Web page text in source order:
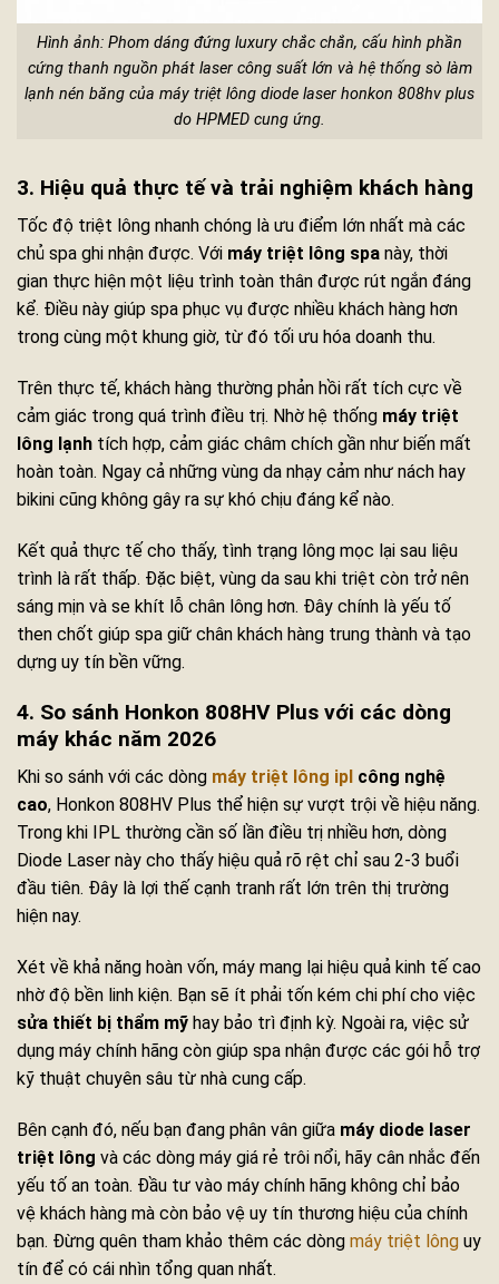
Hình ảnh: Phom dáng đứng luxury chắc chắn, cấu hình phần
cứng thanh nguồn phát laser công suất lớn và hệ thống sò làm
lạnh nén băng của máy triệt lông diode laser honkon 808hv plus
do HPMED cung ứng.
3. Hiệu quả thực tế và trải nghiệm khách hàng
Tốc độ triệt lông nhanh chóng là ưu điểm lớn nhất mà các
chủ spa ghi nhận được. Với máy triệt lông spa này, thời
gian thực hiện một liệu trình toàn thân được rút ngắn đáng
kể. Điều này giúp spa phục vụ được nhiều khách hàng hơn
trong cùng một khung giờ, từ đó tối ưu hóa doanh thu.
Trên thực tế, khách hàng thường phản hồi rất tích cực về
cảm giác trong quá trình điều trị. Nhờ hệ thống máy triệt
lông lạnh tích hợp, cảm giác châm chích gần như biến mất
hoàn toàn. Ngay cả những vùng da nhạy cảm như nách hay
bikini cũng không gây ra sự khó chịu đáng kể nào.
Kết quả thực tế cho thấy, tình trạng lông mọc lại sau liệu
trình là rất thấp. Đặc biệt, vùng da sau khi triệt còn trở nên
sáng mịn và se khít lỗ chân lông hơn. Đây chính là yếu tố
then chốt giúp spa giữ chân khách hàng trung thành và tạo
dựng uy tín bền vững.
4. So sánh Honkon 808HV Plus với các dòng
máy khác năm 2026
Khi so sánh với các dòng máy triệt lông ipl công nghệ
cao, Honkon 808HV Plus thể hiện sự vượt trội về hiệu năng.
Trong khi IPL thường cần số lần điều trị nhiều hơn, dòng
Diode Laser này cho thấy hiệu quả rõ rệt chỉ sau 2-3 buổi
đầu tiên. Đây là lợi thế cạnh tranh rất lớn trên thị trường
hiện nay.
Xét về khả năng hoàn vốn, máy mang lại hiệu quả kinh tế cao
nhờ độ bền linh kiện. Bạn sẽ ít phải tốn kém chi phí cho việc
sửa thiết bị thẩm mỹ hay bảo trì định kỳ. Ngoài ra, việc sử
dụng máy chính hãng còn giúp spa nhận được các gói hỗ trợ
kỹ thuật chuyên sâu từ nhà cung cấp.
Bên cạnh đó, nếu bạn đang phân vân giữa máy diode laser
triệt lông và các dòng máy giá rẻ trôi nổi, hãy cân nhắc đến
yếu tố an toàn. Đầu tư vào máy chính hãng không chỉ bảo
vệ khách hàng mà còn bảo vệ uy tín thương hiệu của chính
bạn. Đừng quên tham khảo thêm các dòng máy triệt lông uy
tín để có cái nhìn tổng quan nhất.